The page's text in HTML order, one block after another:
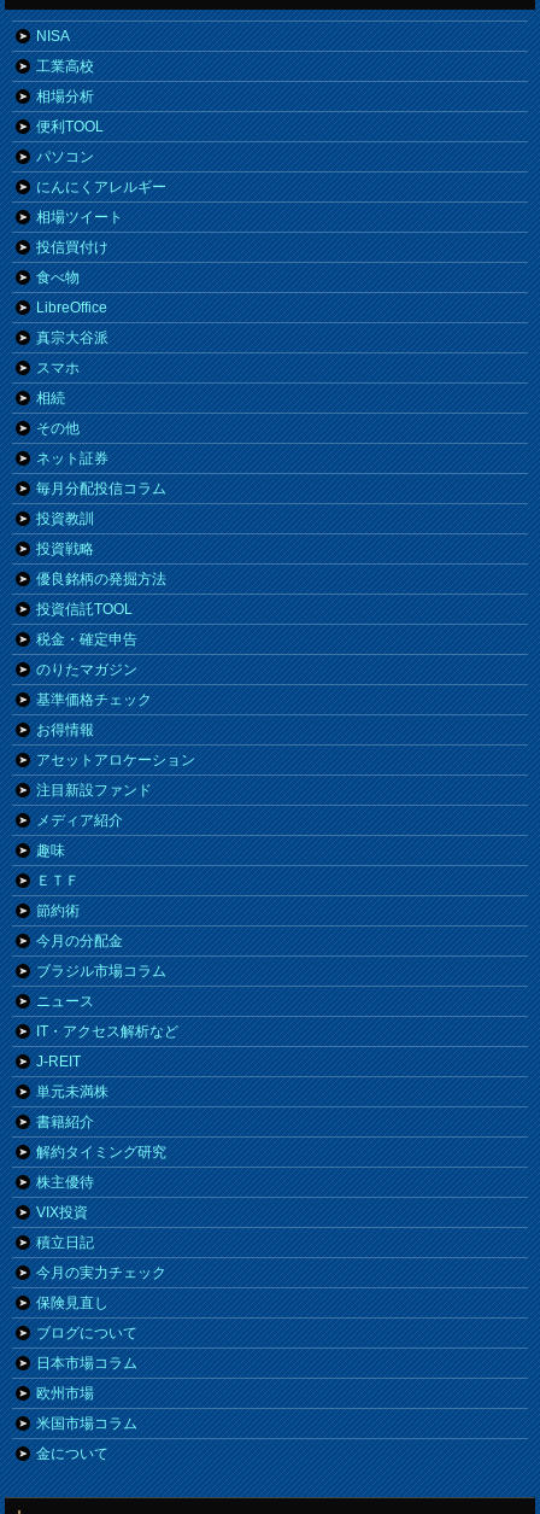
NISA
工業高校
相場分析
便利TOOL
パソコン
にんにくアレルギー
相場ツイート
投信買付け
食べ物
LibreOffice
真宗大谷派
スマホ
相続
その他
ネット証券
毎月分配投信コラム
投資教訓
投資戦略
優良銘柄の発掘方法
投資信託TOOL
税金・確定申告
のりたマガジン
基準価格チェック
お得情報
アセットアロケーション
注目新設ファンド
メディア紹介
趣味
ＥＴＦ
節約術
今月の分配金
ブラジル市場コラム
ニュース
IT・アクセス解析など
J-REIT
単元未満株
書籍紹介
解約タイミング研究
株主優待
VIX投資
積立日記
今月の実力チェック
保険見直し
ブログについて
日本市場コラム
欧州市場
米国市場コラム
金について